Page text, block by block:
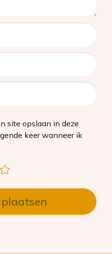
site opslaan in deze
keer wanneer ik
4